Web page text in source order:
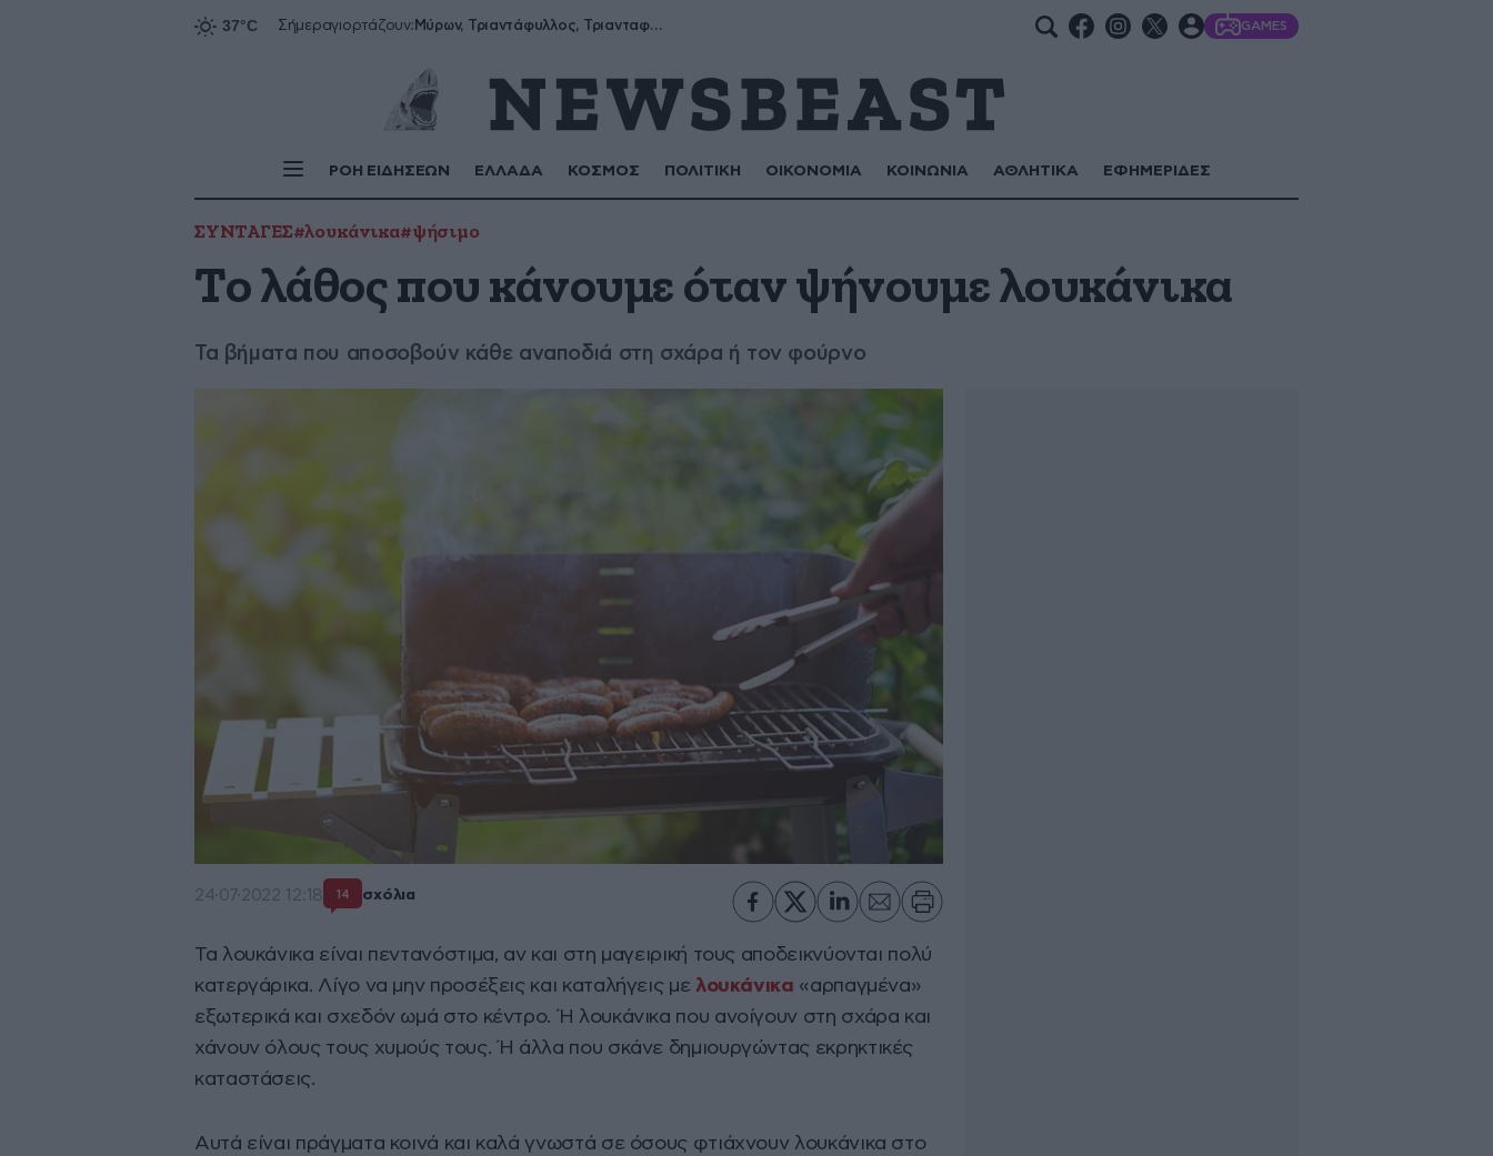
Σήμεραγιορτάζουν: Μύρων, Τριαντάφυλλος, Τριανταφυλλιά, Φυλλιώ, Ρόζα GAMES
ΡΟΗ ΕΙΔΗΣΕΩΝ ΕΛΛΑΔΑ ΚΟΣΜΟΣ ΠΟΛΙΤΙΚΗ ΟΙΚΟΝΟΜΙΑ ΚΟΙΝΩΝΙΑ ΑΘΛΗΤΙΚΑ ΕΦΗΜΕΡΙΔΕΣ
ΣΥΝΤΑΓΕΣ#λουκάνικα#ψήσιμο
Το λάθος που κάνουμε όταν ψήνουμε λουκάνικα
Τα βήματα που αποσοβούν κάθε αναποδιά στη σχάρα ή τον φούρνο
24·07·2022 12:18 14 σχόλια
Τα λουκάνικα είναι πεντανόστιμα, αν και στη μαγειρική τους αποδεικνύονται πολύ
κατεργάρικα. Λίγο να μην προσέξεις και καταλήγεις με λουκάνικα «αρπαγμένα»
εξωτερικά και σχεδόν ωμά στο κέντρο. Ή λουκάνικα που ανοίγουν στη σχάρα και
χάνουν όλους τους χυμούς τους. Ή άλλα που σκάνε δημιουργώντας εκρηκτικές
καταστάσεις.
Αυτά είναι πράγματα κοινά και καλά γνωστά σε όσους φτιάχνουν λουκάνικα στο